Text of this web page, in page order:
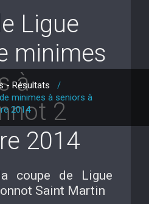
- Résultats /
minimes à seniors à
2014
Ligue
minimes
à
2
2014
coupe de Ligue
Saint Martin